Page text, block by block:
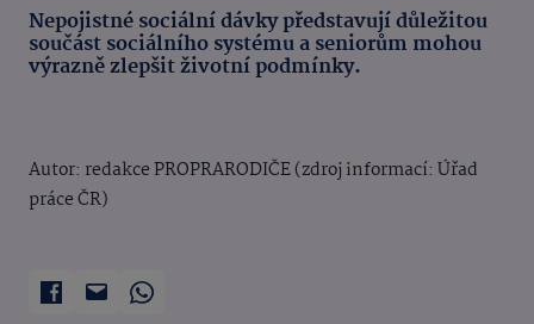
Nepojistné sociální dávky představují důležitou
součást sociálního systému a seniorům mohou
výrazně zlepšit životní podmínky.
Autor: redakce PROPRARODIČE (zdroj informací: Úřad
práce ČR)